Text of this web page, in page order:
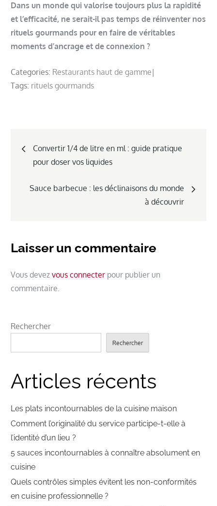
Dans un monde qui valorise toujours plus la rapidité
et l’efficacité, ne serait-il pas temps de réinventer nos
rituels gourmands pour en faire de véritables
moments d’ancrage et de connexion ?
Categories: Restaurants haut de gamme
Tags: rituels gourmands
Navigation
de
l’article
Convertir 1/4 de litre en ml : guide pratique
pour doser vos liquides
Sauce barbecue : les déclinaisons du monde
à découvrir
Laisser un commentaire
Vous devezvous connecter pour publier un
commentaire.
Rechercher
Rechercher
Articles récents
Les plats incontournables de la cuisine maison
Comment l’originalité du service participe-t-elle à
l’identité d’un lieu ?
5 sauces incontournables à connaître absolument en
cuisine
Quels contrôles simples évitent les non-conformités
en cuisine professionnelle ?